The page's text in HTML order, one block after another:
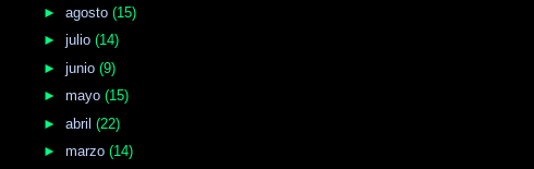
► agosto (15)
► julio (14)
► junio (9)
► mayo (15)
► abril (22)
► marzo (14)